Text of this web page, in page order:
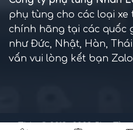
phụ tùng cho các loại xe
chính hãng tại các quốc
như Đức, Nhật, Hàn,
vấn vui lòng kết bạn Zalo
TM + © 2013 -2023Phụ